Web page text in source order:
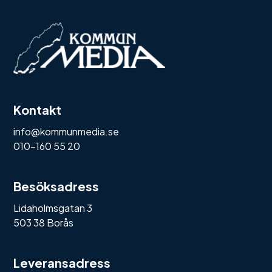
Kontakt
info@kommunmedia.se
010-160 55 20
Besöksadress
Lidaholmsgatan 3
503 38 Borås
Leveransadress